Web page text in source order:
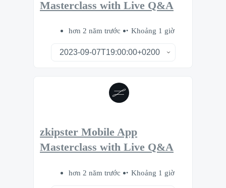
Masterclass with Live Q&A
hơn 2 năm trước Khoảng 1 giờ
zkipster Mobile App
Masterclass with Live Q&A
hơn 2 năm trước Khoảng 1 giờ